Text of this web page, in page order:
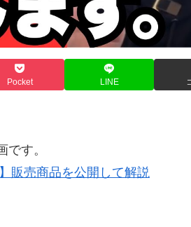
Pocket LINE
す。
販売商品を公開して解説